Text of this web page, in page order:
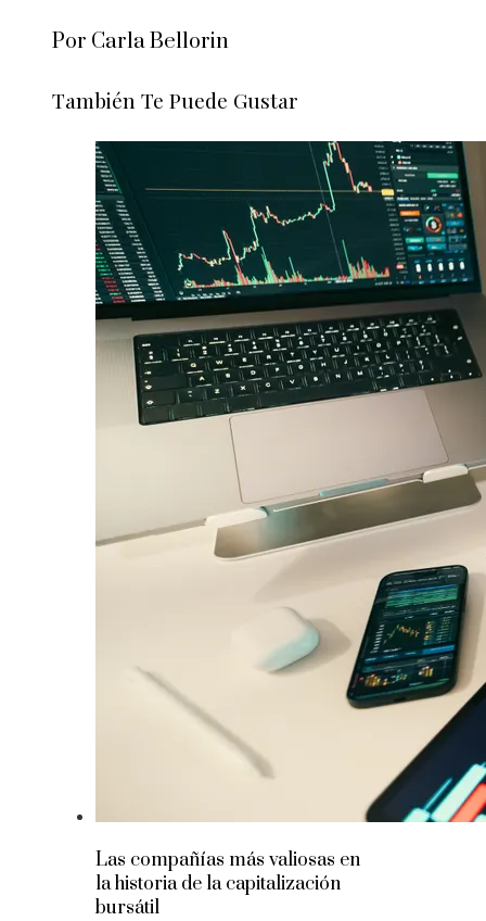
Por Carla Bellorin
También Te Puede Gustar
Las compañías más valiosas en
la historia de la capitalización
bursátil